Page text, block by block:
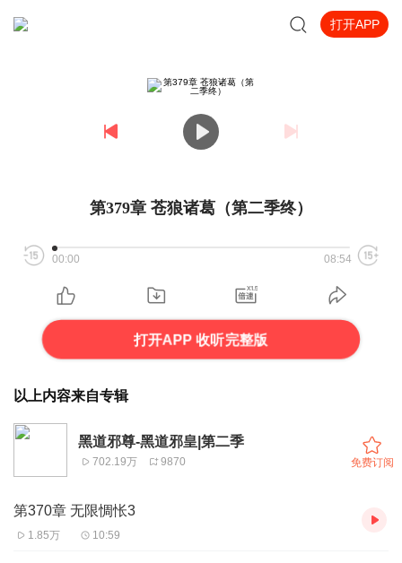
打开APP
第379章 苍狼诸葛（第二季终）
00:00 08:54
打开APP 收听完整版
以上内容来自专辑
黑道邪尊-黑道邪皇|第二季
702.19万 9870 免费订阅
第370章 无限惆怅3
1.85万 10:59